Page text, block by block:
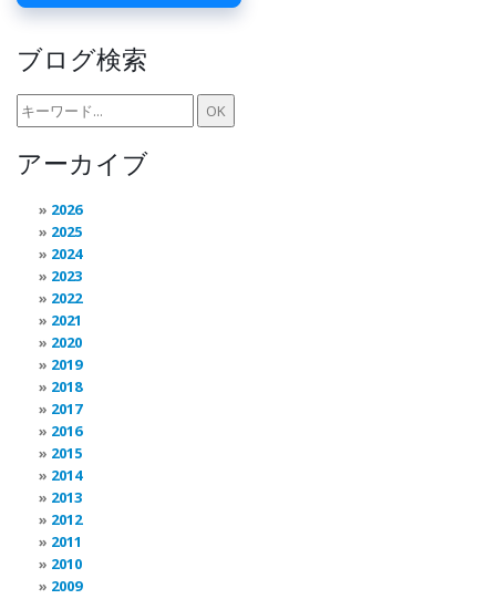
ブログ検索
アーカイブ
2026
2025
2024
2023
2022
2021
2020
2019
2018
2017
2016
2015
2014
2013
2012
2011
2010
2009